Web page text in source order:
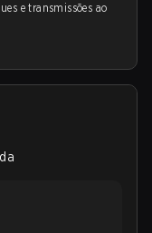
e transmissões ao